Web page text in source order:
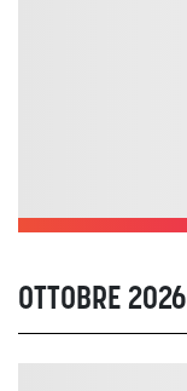
OTTOBRE 2026